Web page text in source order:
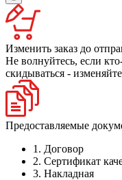
Изменить заказ до
Не волнуйтесь, если
скидываться -
Предоставляемые
1. Договор
2. Сертификат
3. Накладная